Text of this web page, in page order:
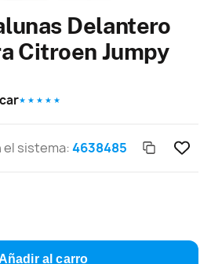
Delantero
Citroen Jumpy
★ ★ ★ ★ ★
sistema:4638485
al carro